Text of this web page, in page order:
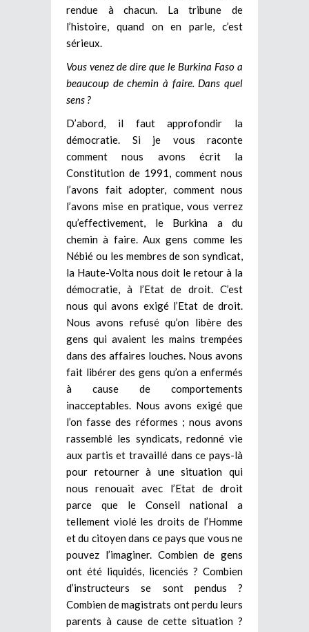
rendue à chacun. La tribune de
l’histoire, quand on en parle, c’est
sérieux.
Vous venez de dire que le Burkina Faso a
beaucoup de chemin à faire. Dans quel
sens ?
D’abord, il faut approfondir la
démocratie. Si je vous raconte
comment nous avons écrit la
Constitution de 1991, comment nous
l’avons fait adopter, comment nous
l’avons mise en pratique, vous verrez
qu’effectivement, le Burkina a du
chemin à faire. Aux gens comme les
Nébié ou les membres de son syndicat,
la Haute-Volta nous doit le retour à la
démocratie, à l’Etat de droit. C’est
nous qui avons exigé l’Etat de droit.
Nous avons refusé qu’on libère des
gens qui avaient les mains trempées
dans des affaires louches. Nous avons
fait libérer des gens qu’on a enfermés
à cause de comportements
inacceptables. Nous avons exigé que
l’on fasse des réformes ; nous avons
rassemblé les syndicats, redonné vie
aux partis et travaillé dans ce pays-là
pour retourner à une situation qui
nous renouait avec l’Etat de droit
parce que le Conseil national a
tellement violé les droits de l’Homme
et du citoyen dans ce pays que vous ne
pouvez l’imaginer. Combien de gens
ont été liquidés, licenciés ? Combien
d’instructeurs se sont pendus ?
Combien de magistrats ont perdu leurs
parents à cause de cette situation ?